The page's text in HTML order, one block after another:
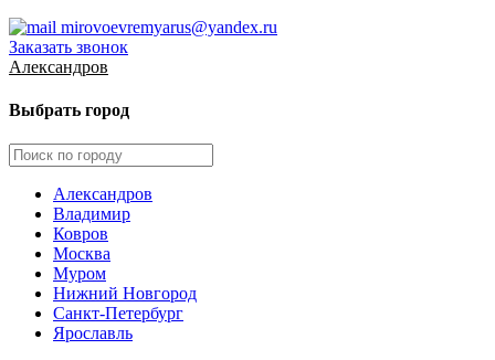
mirovoevremyarus@yandex.ru
Заказать звонок
Александров
Выбрать город
Александров
Владимир
Ковров
Москва
Муром
Нижний Новгород
Санкт-Петербург
Ярославль